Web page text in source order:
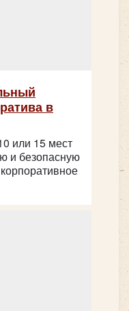
в
или 15 мест
и безопасную